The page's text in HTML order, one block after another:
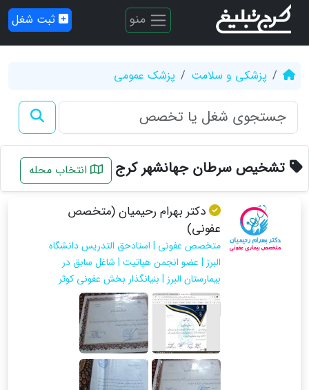
منو ثبت شغل
پزشکی و سلامت پزشک عمومی
تشخیص سرطان جهانشهر کرج انتخاب محله
دکتر بهرام رحیمیان (متخصص
عفونی)
متخصص عفونی | استادحق التدريس دانشگاه
البرز | عضو انجمن هپاتيت | شاغل سابق در
بيمارستان البرز | بنيانگذار بخش عفوني كوثر